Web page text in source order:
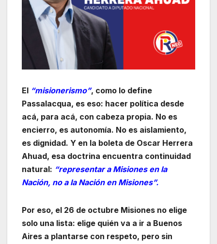
El “misionerismo”, como lo define
Passalacqua, es eso: hacer política desde
acá, para acá, con cabeza propia. No es
encierro, es autonomía. No es aislamiento,
es dignidad. Y en la boleta de Oscar Herrera
Ahuad, esa doctrina encuentra continuidad
natural: “representar a Misiones en la
Nación, no a la Nación en Misiones”.
Por eso, el 26 de octubre Misiones no elige
solo una lista: elige quién va a ir a Buenos
Aires a plantarse con respeto, pero sin